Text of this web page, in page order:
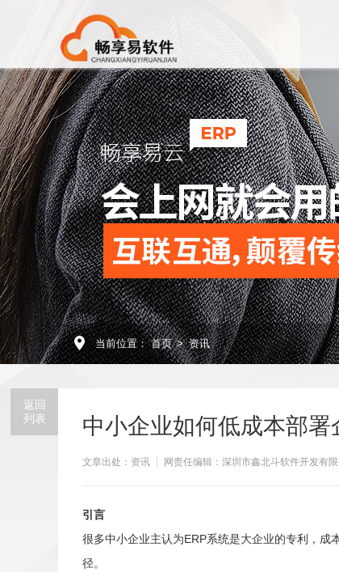
当前位置： 首页 > 资讯
返回
列表
中小企业如何低成本部署
文章出处：资讯 网责任编辑：深圳市鑫北斗软件开发有限
引言
很多中小企业主认为ERP系统是大企业的专利，
径。